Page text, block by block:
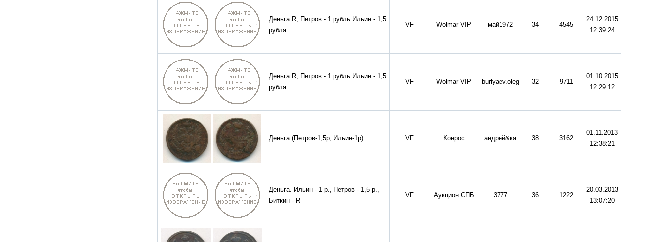
Деньга R, Петров - 1 рубль.Ильин - 1,5
рубля
VF Wolmar VIP май1972 34 4545
24.12.2015
12:39:24
Деньга R, Петров - 1 рубль.Ильин - 1,5
рубля.
VF Wolmar VIP burlyaev.oleg 32 9711
01.10.2015
12:29:12
Деньга (Петров-1,5р, Ильин-1р) VF Конрос андрей&ка 38 3162
01.11.2013
12:38:21
Деньга. Ильин - 1 р., Петров - 1,5 р.,
Биткин - R
VF Аукцион СПБ 3777 36 1222
20.03.2013
13:07:20